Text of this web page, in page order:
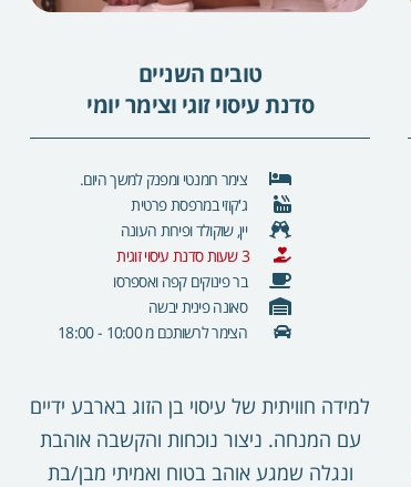
טובים השניים
סדנת עיסוי זוגי וצימר יומי
צימר רומנטי ומפנק למשך היום.
ג'קוזי במרפסת פרטית
יין, שוקולד ופירות העונה
3 שעות סדנת עיסוי זוגית
בר פינוקים קפה ואספרסו
סאונה פינית יבשה
הצימר לרשותכם מ 10:00 - 18:00
למידה חוויתית של עיסוי בן הזוג בארבע ידיים
עם המנחה. ניצור נוכחות והקשבה אוהבת
ונגלה שמגע אוהב בטוח ואמיתי מבן/בת